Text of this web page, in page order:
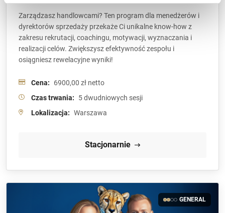
Zarządzasz handlowcami? Ten program dla menedżerów i
dyrektorów sprzedaży przekaże Ci unikalne know-how z
zakresu rekrutacji, coachingu, motywacji, wyznaczania i
realizacji celów. Zwiększysz efektywność zespołu i
osiągniesz rewelacyjne wyniki!
Cena:
6900,00 zł netto
Czas trwania:
5 dwudniowych sesji
Lokalizacja: Warszawa
Stacjonarnie
GENERAL